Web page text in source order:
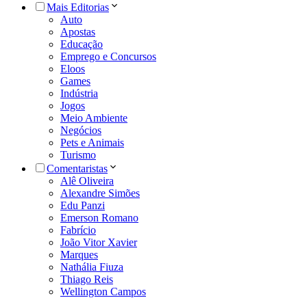
Mais Editorias
Auto
Apostas
Educação
Emprego e Concursos
Eloos
Games
Indústria
Jogos
Meio Ambiente
Negócios
Pets e Animais
Turismo
Comentaristas
Alê Oliveira
Alexandre Simões
Edu Panzi
Emerson Romano
Fabrício
João Vitor Xavier
Marques
Nathália Fiuza
Thiago Reis
Wellington Campos